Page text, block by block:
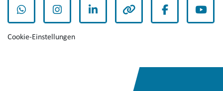
WhatsAppInstagramLinkedInandere Facebook
Cookie-Einstellungen